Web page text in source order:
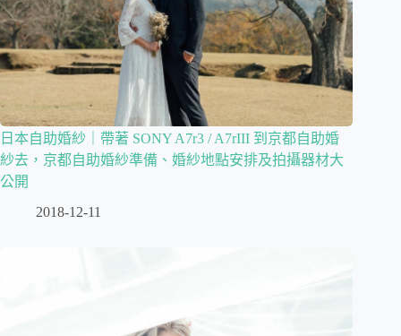
日本自助婚紗｜帶著 SONY A7r3 / A7rIII 到京都自助婚
紗去，京都自助婚紗準備、婚紗地點安排及拍攝器材大
公開
2018-12-11